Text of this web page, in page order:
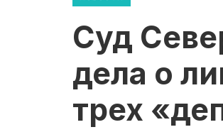
Суд
дела о
трех